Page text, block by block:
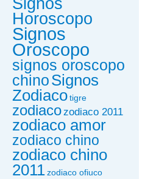
Signos
Horoscopo
Signos
Oroscopo
signos oroscopo
chinoSignos
Zodiacotigre
zodiacozodiaco 2011
zodiaco amor
zodiaco chino
zodiaco chino
2011zodiaco ofiuco